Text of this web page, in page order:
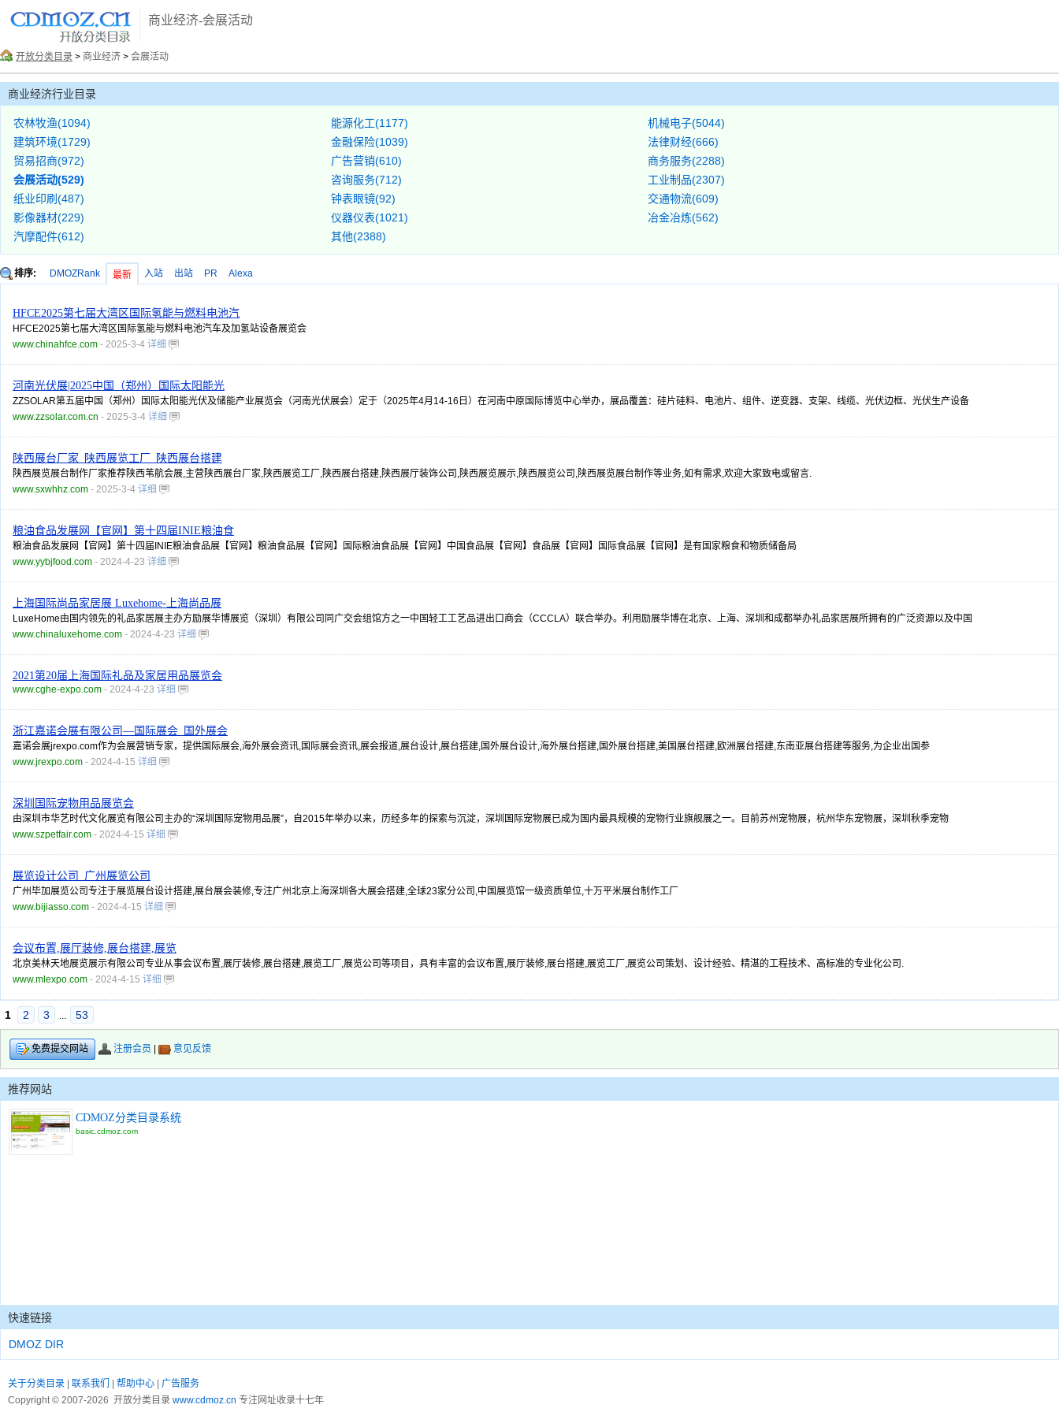
商业经济-会展活动
开放分类目录 > 商业经济 > 会展活动
商业经济行业目录
农林牧渔(1094) 能源化工(1177)
机械电子(5044)
建筑环境(1729)
金融保险(1039)
法律财经(666)
贸易招商(972)
广告营销(610)
商务服务(2288)
会展活动(529)
咨询服务(712)
工业制品(2307)
纸业印刷(487)
钟表眼镜(92)
交通物流(609)
影像器材(229)
仪器仪表(1021)
冶金冶炼(562)
汽摩配件(612)
其他(2388)
排序: DMOZRank 最新 入站 出站 PR Alexa
HFCE2025第七届大湾区国际氢能与燃料电池汽
HFCE2025第七届大湾区国际氢能与燃料电池汽车及加氢站设备展览会
www.chinahfce.com - 2025-3-4 详细
河南光伏展|2025中国（郑州）国际太阳能光
ZZSOLAR第五届中国（郑州）国际太阳能光伏及储能产业展览会（河南光伏展会）定于（2025年4月14-16日）在河南中原国际博览中心举办，展品覆盖：硅片硅料、电池片、组件、逆变器、支架、线缆、光伏边框、光伏生产设备
www.zzsolar.com.cn - 2025-3-4 详细
陕西展台厂家_陕西展览工厂_陕西展台搭建
陕西展览展台制作厂家推荐陕西苇航会展,主营陕西展台厂家,陕西展览工厂,陕西展台搭建,陕西展厅装饰公司,陕西展览展示,陕西展览公司,陕西展览展台制作等业务,如有需求,欢迎大家致电或留言.
www.sxwhhz.com - 2025-3-4 详细
粮油食品发展网【官网】第十四届INIE粮油食
粮油食品发展网【官网】第十四届INIE粮油食品展【官网】粮油食品展【官网】国际粮油食品展【官网】中国食品展【官网】食品展【官网】国际食品展【官网】是有国家粮食和物质储备局
www.yybjfood.com - 2024-4-23 详细
上海国际尚品家居展 Luxehome-上海尚品展
LuxeHome由国内领先的礼品家居展主办方励展华博展览（深圳）有限公司同广交会组馆方之一中国轻工工艺品进出口商会（CCCLA）联合举办。利用励展华博在北京、上海、深圳和成都举办礼品家居展所拥有的广泛资源以及中国
www.chinaluxehome.com - 2024-4-23 详细
2021第20届上海国际礼品及家居用品展览会
www.cghe-expo.com - 2024-4-23 详细
浙江嘉诺会展有限公司—国际展会_国外展会
嘉诺会展jrexpo.com作为会展营销专家，提供国际展会,海外展会资讯,国际展会资讯,展会报道,展台设计,展台搭建,国外展台设计,海外展台搭建,国外展台搭建,美国展台搭建,欧洲展台搭建,东南亚展台搭建等服务,为企业出国参
www.jrexpo.com - 2024-4-15 详细
深圳国际宠物用品展览会
由深圳市华艺时代文化展览有限公司主办的“深圳国际宠物用品展”，自2015年举办以来，历经多年的探索与沉淀，深圳国际宠物展已成为国内最具规模的宠物行业旗舰展之一。目前苏州宠物展，杭州华东宠物展，深圳秋季宠物
www.szpetfair.com - 2024-4-15 详细
展览设计公司_广州展览公司
广州毕加展览公司专注于展览展台设计搭建,展台展会装修,专注广州北京上海深圳各大展会搭建,全球23家分公司,中国展览馆一级资质单位,十万平米展台制作工厂
www.bijiasso.com - 2024-4-15 详细
会议布置,展厅装修,展台搭建,展览
北京美林天地展览展示有限公司专业从事会议布置,展厅装修,展台搭建,展览工厂,展览公司等项目，具有丰富的会议布置,展厅装修,展台搭建,展览工厂,展览公司策划、设计经验、精湛的工程技术、高标准的专业化公司.
www.mlexpo.com - 2024-4-15 详细
1 2 3 ... 53
免费提交网站 注册会员 意见反馈
推荐网站
CDMOZ分类目录系统
basic.cdmoz.com
快速链接
DMOZ DIR
关于分类目录 联系我们 帮助中心
广告服务
Copyright © 2007-2026 开放分类目录 www.cdmoz.cn 专注网址收录十七年